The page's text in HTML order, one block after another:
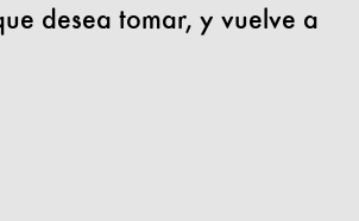
desea tomar, y vuelve a